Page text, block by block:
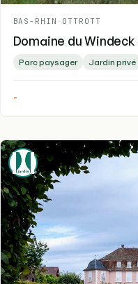
BAS-RHIN - OTTROTT
Domaine du Windeck
Parc paysager Jardin privé
-